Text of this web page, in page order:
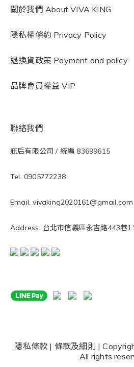
關於我們 About VIVA KING
隱私權條約 Privacy Policy
退換貨政策 Payment and policy
品牌會員權益 VIP
聯絡我們
庇后有限公司 / 統編 83699615
Tel. 0905772238
Email. vivaking2020161@gmail.com
Address. 台北市信義區永吉路443巷
隱私條款 | 條款及細則 |
All rights